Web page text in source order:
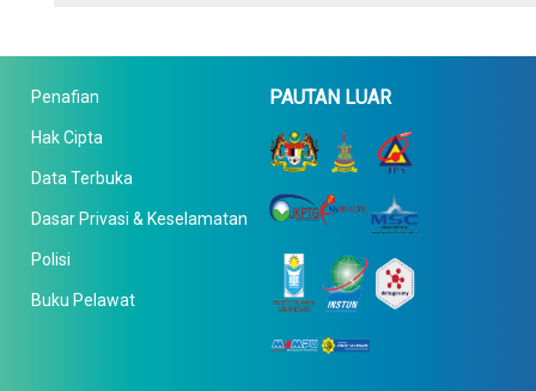
Penafian
Hak Cipta
Data Terbuka
Dasar Privasi & Keselamatan
Polisi
Buku Pelawat
PAUTAN LUAR